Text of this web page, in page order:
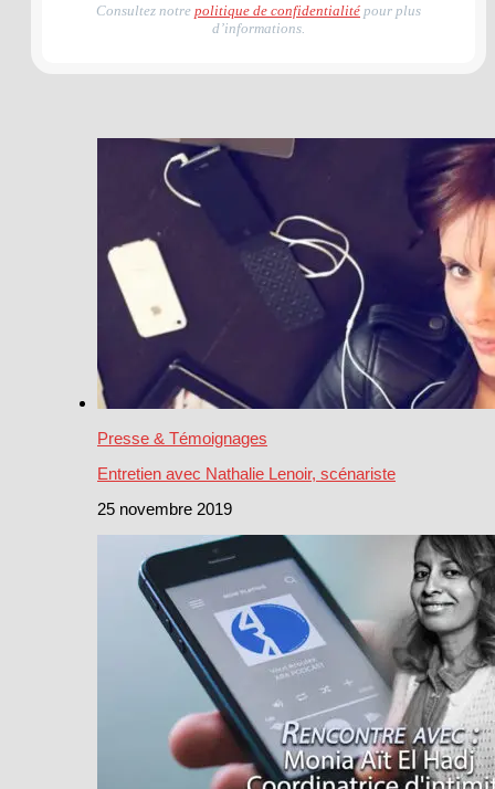
Consultez notre politique de confidentialité pour plus
d’informations.
Presse & Témoignages
Entretien avec Nathalie Lenoir, scénariste
25 novembre 2019